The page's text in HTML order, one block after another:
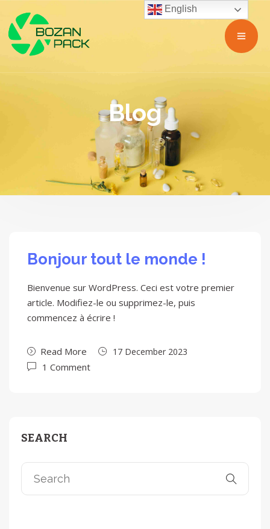
Blog
Bonjour tout le monde !
Bienvenue sur WordPress. Ceci est votre premier
article. Modifiez-le ou supprimez-le, puis
commencez à écrire !
Read More 17 December 2023
1 Comment
SEARCH
English